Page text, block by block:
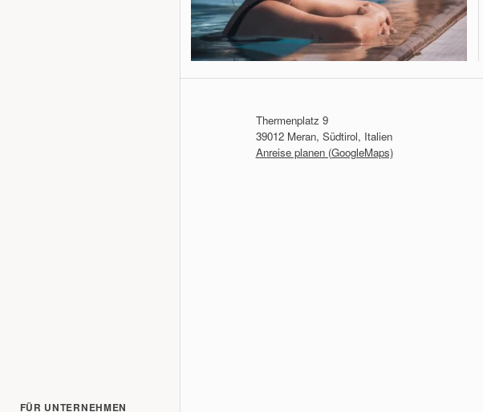
FÜR UNTERNEHMEN
Thermenplatz 9
39012 Meran, Südtirol, Italien
Anreise planen (GoogleMaps)